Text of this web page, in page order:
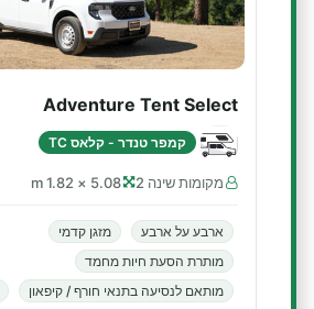
Adventure Tent Select
קמפר טנדר - קלאס TC
מקומות שינה 2 5.08 × 1.82 m
ארבע על ארבע
מזגן קדמי
מותרת הסעת חיות מחמד
מותאם לנסיעה בתנאי חורף / קיפאון